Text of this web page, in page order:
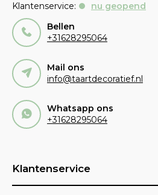
Klantenservice:
nu geopend
Bellen
+31628295064
Mail ons
info@taartdecoratief.nl
Whatsapp ons
+31628295064
Klantenservice